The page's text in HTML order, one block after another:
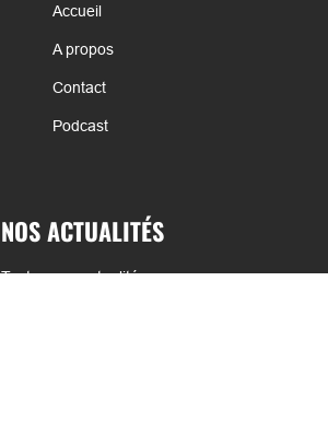
Accueil
A propos
Contact
Podcast
NOS ACTUALITÉS
Toutes nos actualités